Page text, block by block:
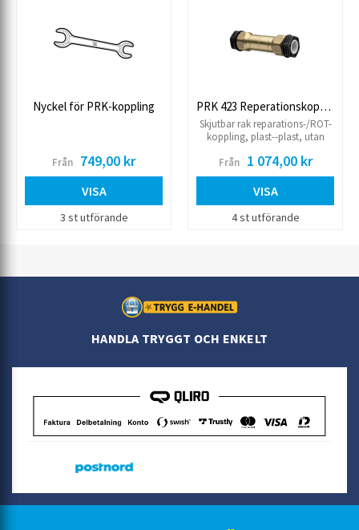
Nyckel för PRK-koppling
Från 749,00 kr
VISA
3 st utförande
PRK 423 Reperationskoppling
Skjutbar rak reparations-/ROT-
koppling, plast--plast, utan
Från
1 074,00 kr
VISA
4 st utförande
HANDLA TRYGGT OCH ENKELT